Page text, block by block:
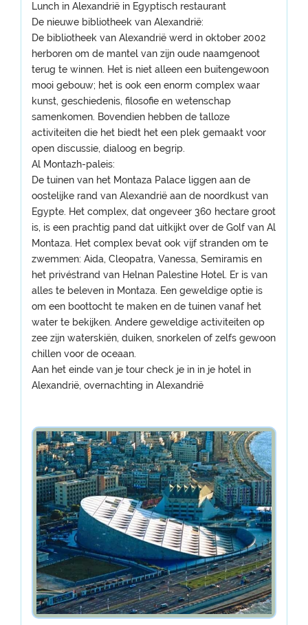
Lunch in Alexandrië in Egyptisch restaurant
De nieuwe bibliotheek van Alexandrië:
De bibliotheek van Alexandrië werd in oktober 2002
herboren om de mantel van zijn oude naamgenoot
terug te winnen. Het is niet alleen een buitengewoon
mooi gebouw; het is ook een enorm complex waar
kunst, geschiedenis, filosofie en wetenschap
samenkomen. Bovendien hebben de talloze
activiteiten die het biedt het een plek gemaakt voor
open discussie, dialoog en begrip.
Al Montazh-paleis:
De tuinen van het Montaza Palace liggen aan de
oostelijke rand van Alexandrië aan de noordkust van
Egypte. Het complex, dat ongeveer 360 hectare groot
is, is een prachtig pand dat uitkijkt over de Golf van Al
Montaza. Het complex bevat ook vijf stranden om te
zwemmen: Aida, Cleopatra, Vanessa, Semiramis en
het privéstrand van Helnan Palestine Hotel. Er is van
alles te beleven in Montaza. Een geweldige optie is
om een ​​boottocht te maken en de tuinen vanaf het
water te bekijken. Andere geweldige activiteiten op
zee zijn waterskiën, duiken, snorkelen of zelfs gewoon
chillen voor de oceaan.
Aan het einde van je tour check je in in je hotel in
Alexandrië, overnachting in Alexandrië